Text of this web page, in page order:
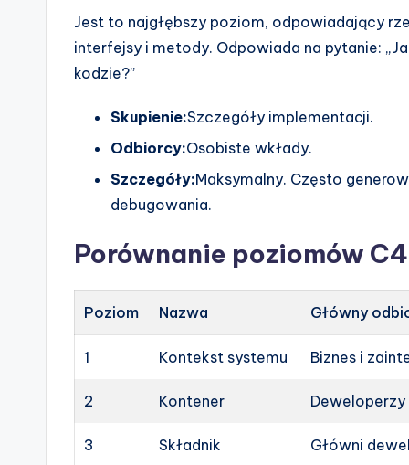
Jest to najgłębszy poziom, odpowiadający
interfejsy i metody. Odpowiada na pytanie:
kodzie?”
Skupienie:Szczegóły implementacji.
Odbiorcy:Osobiste wkłady.
Szczegóły:Maksymalny. Często
debugowania.
Porównanie poziomów C4
Poziom Nazwa Główny
1 Kontekst systemu Biznes i
2 Kontener
3 Składnik Główni